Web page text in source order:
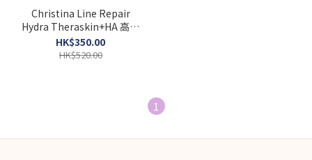
Christina Line Repair
Hydra Theraskin+HA 高效
透明質酸精華液 30ml
HK$350.00
HK$520.00
1